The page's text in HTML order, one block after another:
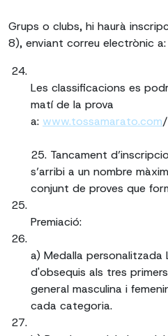
Grups o clubs, hi haurà
8), enviant correu electrònic a:
Les classificacions es
matí de la prova
a: www.tossamarato.com/
25. Tancament
s’arribi a un nombre
conjunt de proves que
Premiació:
a) Medalla personalitzada
d'obsequis als tres
general masculina i
cada categoria.